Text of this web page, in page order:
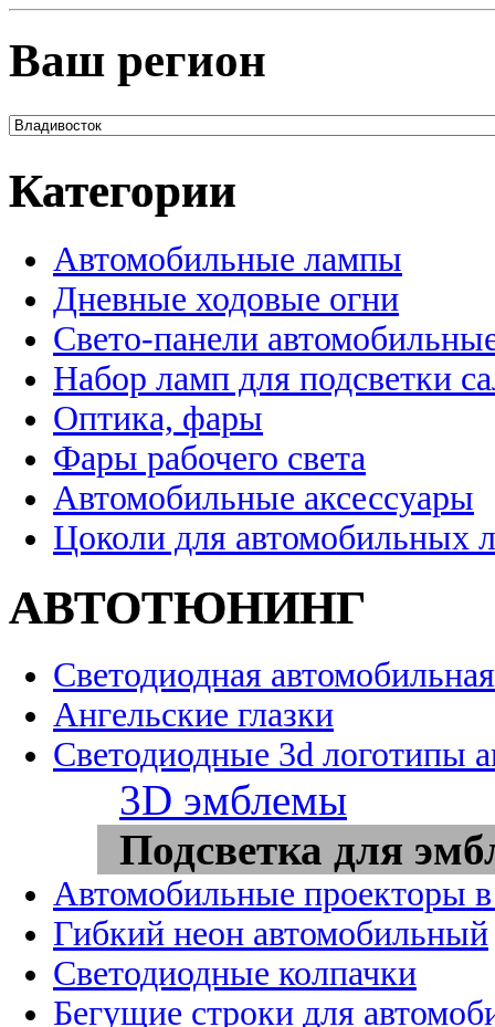
Ваш регион
Категории
Автомобильные лампы
Дневные ходовые огни
Свето-панели
Набор ламп для подсветки
Оптика, фары
Фары рабочего света
Автомобильные аксессуары
Цоколи для автомобильных
АВТОТЮНИНГ
Светодиодная
Ангельские глазки
Светодиодные 3d логотипы
3D эмблемы
Подсветка для
Автомобильные проекторы
Гибкий неон автомобильный
Светодиодные колпачки
Бегущие строки для